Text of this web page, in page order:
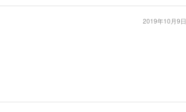
2019年10月9日